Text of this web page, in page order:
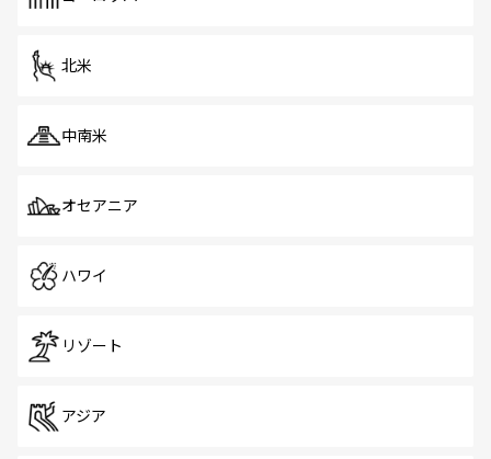
北米
中南米
オセアニア
ハワイ
リゾート
アジア